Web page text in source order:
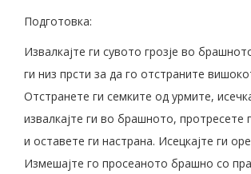
Подготовка:
Извалкајте ги сувото грозје во
ги низ прсти за да го отстраните
Отстранете ги семките од урмите,
извалкајте ги во брашното, протресете
и оставете ги настрана. Исецкајте ги
Измешајте го просеаното брашно со